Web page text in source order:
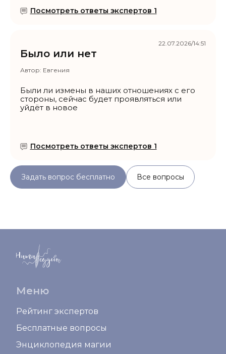
Посмотреть ответы экспертов 1
Было или нет
Автор: Евгения
Были ли измены в наших отношениях с его
стороны, сейчас будет проявляться или
уйдёт в новое
Посмотреть ответы экспертов 1
22.07.2026/14:51
Задать вопрос бесплатно Все вопросы
Меню
Рейтинг экспертов
Бесплатные вопросы
Энциклопедия магии